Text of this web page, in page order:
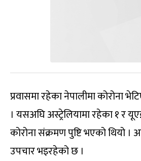
प्रवासमा रहेका नेपालीमा कोरोना
। यसअघि अस्ट्रेलियामा रहेका १ र
कोरोना संक्रमण पुष्टि भएको थियो ।
उपचार भइरहेको छ ।